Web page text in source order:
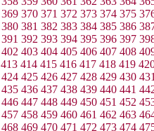
369 370 371 372 373 374 375
380 381 382 383 384 385 386
391 392 393 394 395 396 397
402 403 404 405 406 407 408
413 414 415 416 417 418 419
424 425 426 427 428 429 430
435 436 437 438 439 440 441
446 447 448 449 450 451 452
457 458 459 460 461 462 463
468 469 470 471 472 473 474